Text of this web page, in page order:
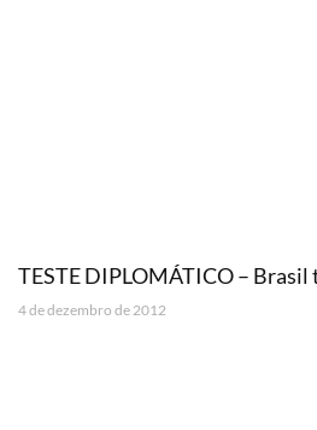
TESTE DIPLOMÁTICO –
4 de dezembro de 2012